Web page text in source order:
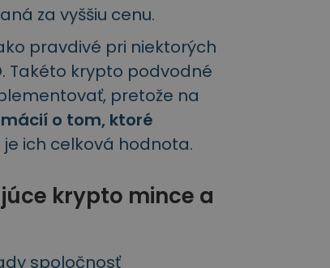
za vyššiu cenu.
pravdivé pri niektorých
Takéto krypto podvodné
pretože na
o tom, ktoré
ich celková hodnota.
krypto mince a
spoločnosť